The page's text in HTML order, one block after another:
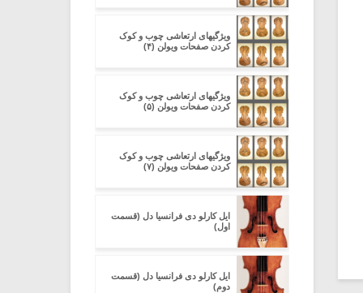
ویژگیهای ارتعاشی چوب و کوک
کردن صفحات ویولن (۴)
ویژگیهای ارتعاشی چوب و کوک
کردن صفحات ویولن (۵)
ویژگیهای ارتعاشی چوب و کوک
کردن صفحات ویولن (۷)
ایل کارلو دی فرانسیا دل (قسمت
اول)
ایل کارلو دی فرانسیا دل (قسمت
دوم)